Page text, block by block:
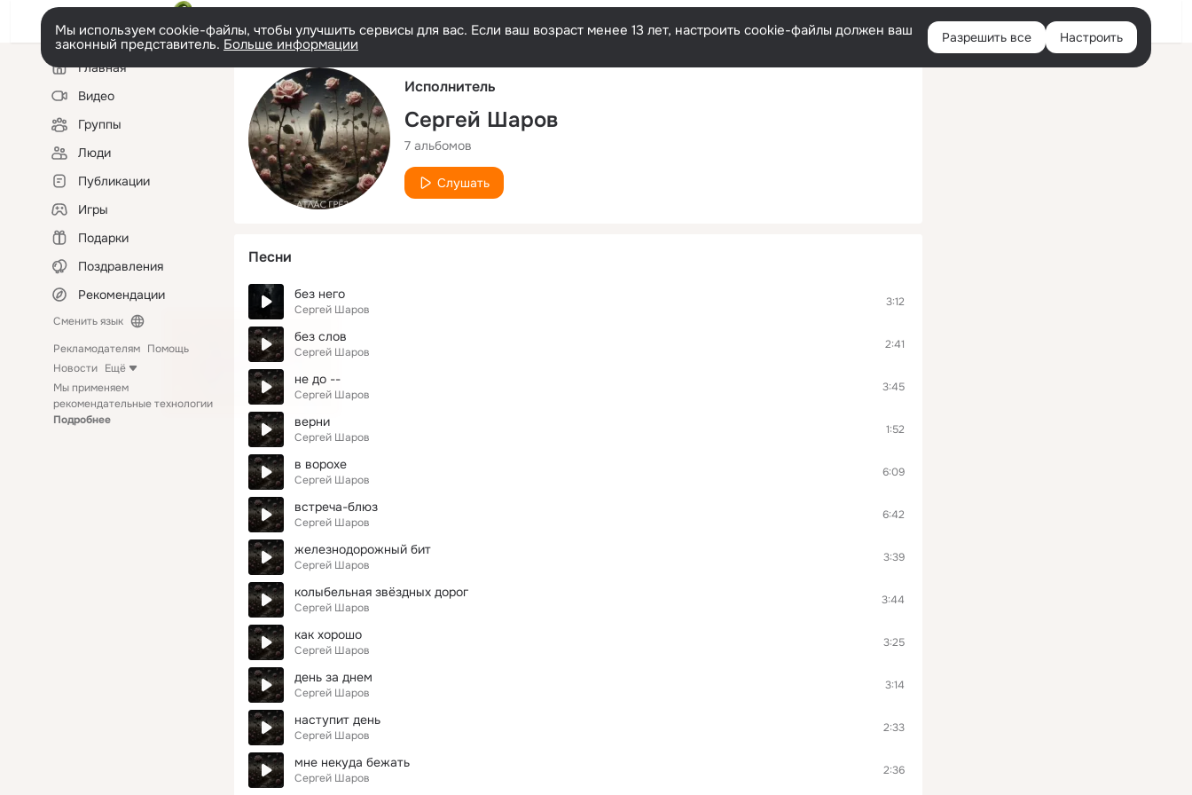
Русский Войти
Мы используем cookie-файлы, чтобы улучшить сервисы для вас. Если ваш возраст менее 13 лет, настроить cookie-файлы должен ваш
законный представитель. Больше информации Разрешить все Настроить
Левая
колонкаГлавная
Видео
Группы
Люди
Публикации
Игры
Подарки
Поздравления
Рекомендации
Сменить язык
Рекламодателям Помощь
Новости Ещё
Мы применяем
рекомендательные технологии
Подробнее
Исполнитель
Сергей Шаров
7 альбомов
Слушать
Песни
без него
Сергей Шаров
3:12
без слов
Сергей Шаров
2:41
не до --
Сергей Шаров
3:45
верни
Сергей Шаров
1:52
в ворохе
Сергей Шаров
6:09
встреча-блюз
Сергей Шаров
6:42
железнодорожный бит
Сергей Шаров
3:39
колыбельная звёздных дорог
Сергей Шаров
3:44
как хорошо
Сергей Шаров
3:25
день за днем
Сергей Шаров
3:14
наступит день
Сергей Шаров
2:33
мне некуда бежать
Сергей Шаров
2:36